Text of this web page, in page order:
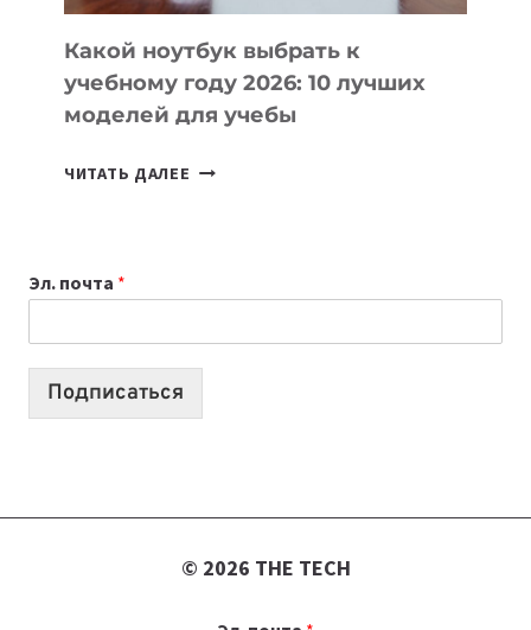
КОДА
Какой ноутбук выбрать к
учебному году 2026: 10 лучших
моделей для учебы
ЧИТАТЬ ДАЛЕЕ КАКОЙ
2026:
10
Эл. почта *
Подписаться
© 2026 THE TECH